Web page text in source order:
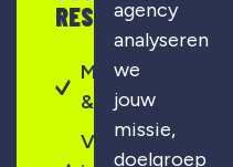
RESULTAAT?
Merkontwikkeling
& strategie
Visuele
agency
analyseren
we
jouw
missie,
doelgroep